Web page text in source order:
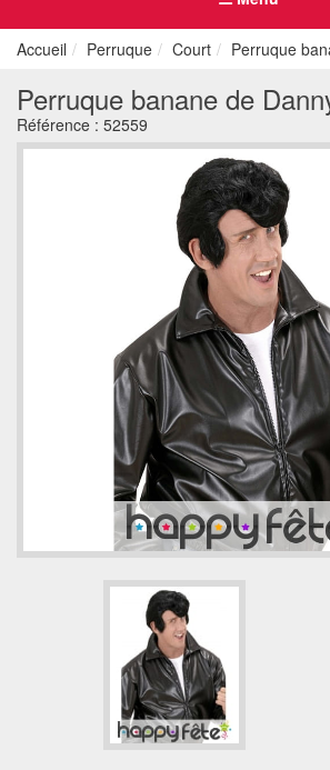
Accueil Perruque Court Perruque
Perruque banane de
Référence : 52559